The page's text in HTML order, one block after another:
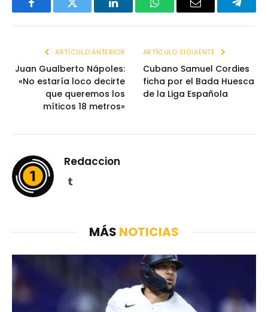
FacebookTwitter LinkedInWhatsAppEmail
ARTÍCULO ANTERIOR
Juan Gualberto Nápoles:
«No estaría loco decirte
que queremos los
míticos 18 metros»
ARTÍCULO SIGUIENTE
Cubano Samuel Cordies
ficha por el Bada Huesca
de la Liga Española
Redaccion
Tumblr
MÁS NOTICIAS